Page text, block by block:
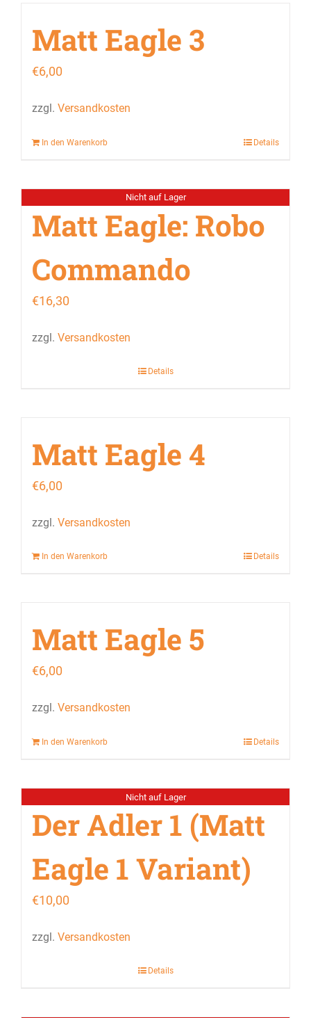
Matt Eagle 3
€6,00
zzgl. Versandkosten
In den Warenkorb Details
Nicht auf Lager
Matt Eagle: Robo
Commando
€16,30
zzgl. Versandkosten
Details
Matt Eagle 4
€6,00
zzgl. Versandkosten
In den Warenkorb Details
Matt Eagle 5
€6,00
zzgl. Versandkosten
In den Warenkorb Details
Nicht auf Lager
Der Adler 1 (Matt
Eagle 1 Variant)
€10,00
zzgl. Versandkosten
Details